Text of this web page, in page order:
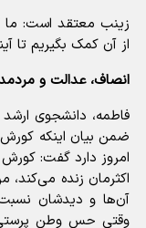
زینب معتقد است: ما
از آن کمک بگیریم تا
انصاف، عدالت و
فاطمه، دانشجوی ارشد
ضمن بیان اینکه
امروز دارد گفت:
اکثرمان زنده می‌کند،
آن‌ها و دیدشان
وقتی حس وطن